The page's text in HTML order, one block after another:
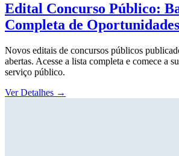
Edital Concurso Público:
Completa de
Novos editais de concursos públicos
abertas. Acesse a lista completa e comece a
serviço público.
Ver Detalhes →